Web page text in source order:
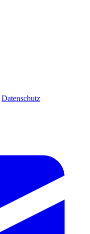
Datenschutz |